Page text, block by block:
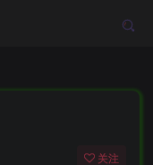
关注